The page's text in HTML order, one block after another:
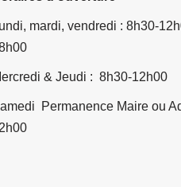
mardi, vendredi : 8h30-
& Jeudi : 8h30-12h00
Permanence Maire ou